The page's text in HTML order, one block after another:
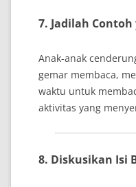
7. Jadilah
Anak-anak
gemar membaca,
waktu untuk
aktivitas yang
8. Diskusikan Isi